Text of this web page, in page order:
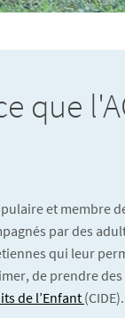
que
et membre
par des
qui leur
de prendre
de l’Enfant (CIDE).